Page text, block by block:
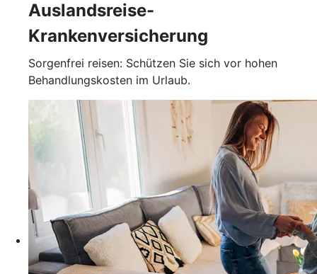
Auslandsreise-
Krankenversicherung
Sorgenfrei reisen: Schützen Sie sich vor hohen
Behandlungskosten im Urlaub.